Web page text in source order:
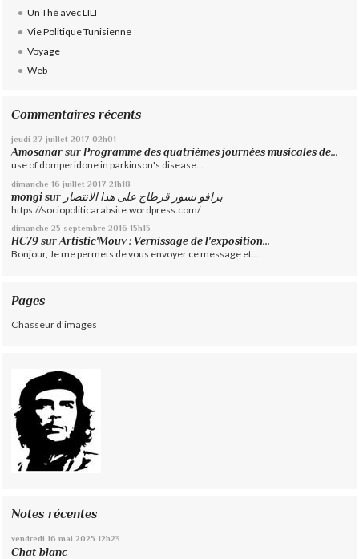
Un Thé avec LILI
Vie Politique Tunisienne
Voyage
Web
Commentaires récents
jeudi 27 juillet 2017 02h01
Amosanar surProgramme des quatrièmes journées musicales de...
use of domperidone in parkinson's disease...
dimanche 16 juillet 2017 21h18
mongi sur برافو نسور قرطاج على هذا الانتصار
https://sociopoliticarabsite.wordpress.com/
dimanche 25 septembre 2016 15h15
HC79 surArtistic'Mouv : Vernissage de l'exposition...
Bonjour, Je me permets de vous envoyer ce message et...
Pages
Chasseur d'images
Notes récentes
vendredi 16 mai 2025 12h23
Chat blanc